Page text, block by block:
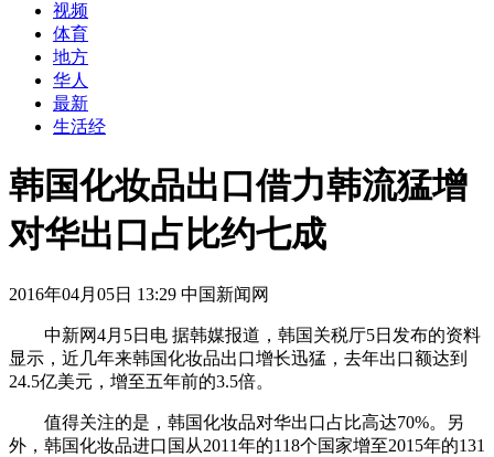
视频
体育
地方
华人
最新
生活经
韩国化妆品出口借力韩流猛增
对华出口占比约七成
2016年04月05日 13:29 中国新闻网
中新网4月5日电 据韩媒报道，韩国关税厅5日发布的资料
显示，近几年来韩国化妆品出口增长迅猛，去年出口额达到
24.5亿美元，增至五年前的3.5倍。
值得关注的是，韩国化妆品对华出口占比高达70%。另
外，韩国化妆品进口国从2011年的118个国家增至2015年的131